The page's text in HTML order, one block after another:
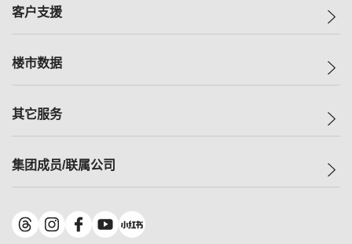
人才招募
一手新房
减价
美联豪宅
独家楼盘
租房
客户支援
自助放盘
查询热线
按揭计算机
负担能力计算机
转按计算机
缴款方式
楼市数据
指数
历史成交
小区成交排行榜
地区百科
其它服务
小区专页
美联精英会
集团成员/联属公司
美联物业
鋑联控股*